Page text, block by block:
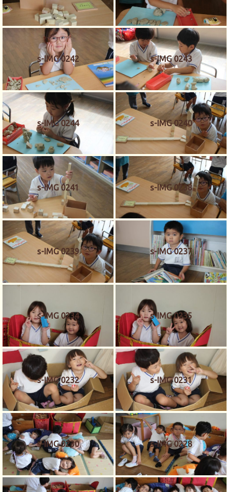
s-IMG 0242 s-IMG 0243
s-IMG 0244 s-IMG 0240
s-IMG 0241 s-IMG 0238
s-IMG 0239 s-IMG 0237
s-IMG 0234 s-IMG 0235
s-IMG 0232 s-IMG 0231
s-IMG 0230 s-IMG 0228